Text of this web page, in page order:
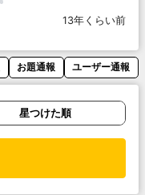
13年くらい前
お題通報 ユーザー通報
星つけた順